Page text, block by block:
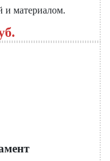
и материалом.